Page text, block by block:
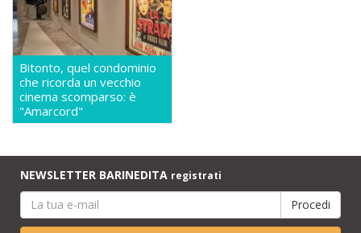
Bitonto, quel condominio
che ricorda un vecchio
cinema scomparso: è
"Amarcord"
NEWSLETTER BARINEDITA registrati